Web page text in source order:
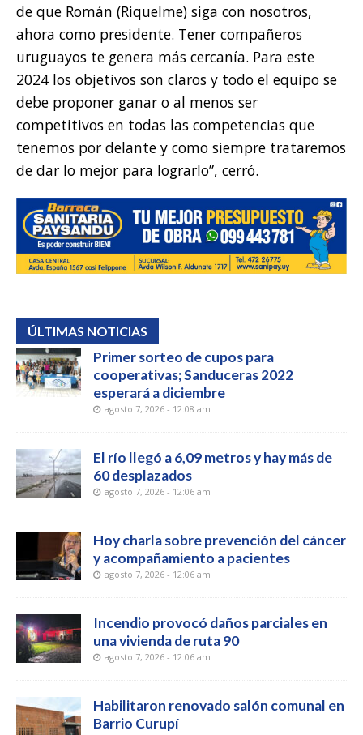
de que Román (Riquelme) siga con nosotros,
ahora como presidente. Tener compañeros
uruguayos te genera más cercanía. Para este
2024 los objetivos son claros y todo el equipo se
debe proponer ganar o al menos ser
competitivos en todas las competencias que
tenemos por delante y como siempre trataremos
de dar lo mejor para lograrlo”, cerró.
ÚLTIMAS NOTICIAS
Primer sorteo de cupos para
cooperativas; Sanduceras 2022
esperará a diciembre
agosto 7, 2026 - 12:08 am
El río llegó a 6,09 metros y hay más de
60 desplazados
agosto 7, 2026 - 12:06 am
Hoy charla sobre prevención del cáncer
y acompañamiento a pacientes
agosto 7, 2026 - 12:06 am
Incendio provocó daños parciales en
una vivienda de ruta 90
agosto 7, 2026 - 12:06 am
Habilitaron renovado salón comunal en
Barrio Curupí